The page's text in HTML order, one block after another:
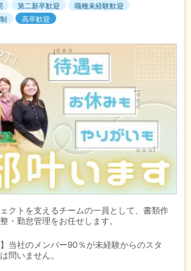
第二新卒歓迎
職種未経験歓迎
高卒歓迎
クトを支えるチームの一員として、書類作
・勤怠管理をお任せします。
】当社のメンバー90％が未経験からのスタ
問いません。